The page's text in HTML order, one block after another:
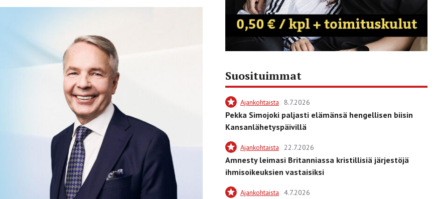
Suosituimmat
Ajankohtaista 8.7.2026
Pekka Simojoki paljasti elämänsä hengellisen biisin
Kansanlähetyspäivillä
Ajankohtaista 22.7.2026
Amnesty leimasi Britanniassa kristillisiä järjestöjä
ihmisoikeuksien vastaisiksi
Ajankohtaista 4.7.2026